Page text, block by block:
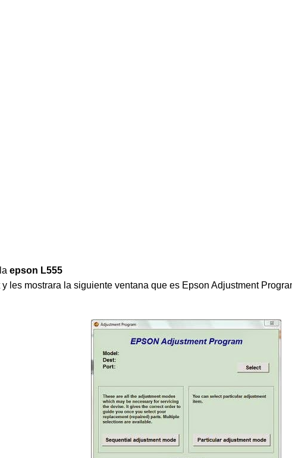
epson L555
les mostrara la siguiente ventana que es Epson Adjustment